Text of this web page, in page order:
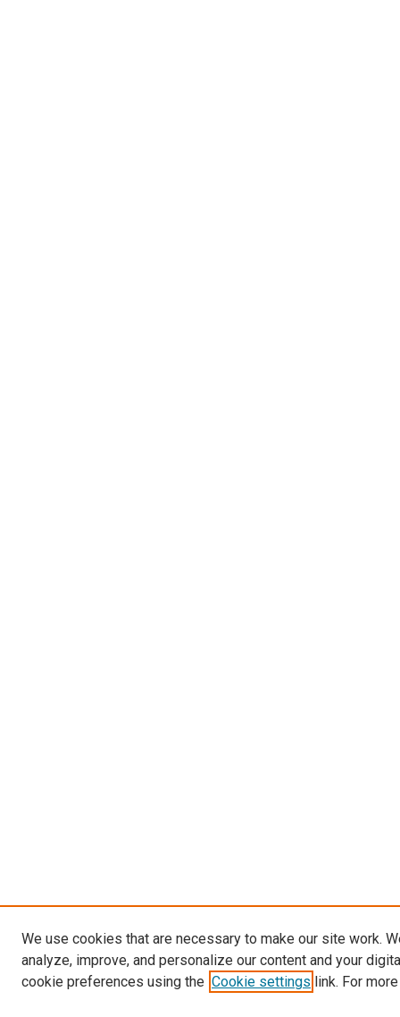
We use cookies that are necessary to make our site work.
analyze, improve, and personalize our content and your
cookie preferences using the Cookie settings link. For